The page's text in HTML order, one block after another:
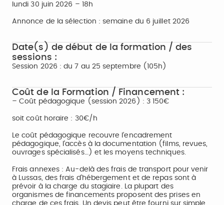
lundi 30 juin 2026 – 18h
Annonce de la sélection : semaine du 6 juillet 2026
Date(s) de début de la formation / des
sessions :
Session 2026 : du 7 au 25 septembre (105h)
Coût de la Formation / Financement :
– Coût pédagogique (session 2026) : 3 150€
soit coût horaire : 30€/h
Le coût pédagogique recouvre l’encadrement
pédagogique, l’accès à la documentation (films, revues,
ouvrages spécialisés…) et les moyens techniques.
Frais annexes : Au-delà des frais de transport pour venir
à Lussas, des frais d’hébergement et de repas sont à
prévoir à la charge du stagiaire. La plupart des
organismes de financements proposent des prises en
charge de ces frais. Un devis peut être fourni sur simple